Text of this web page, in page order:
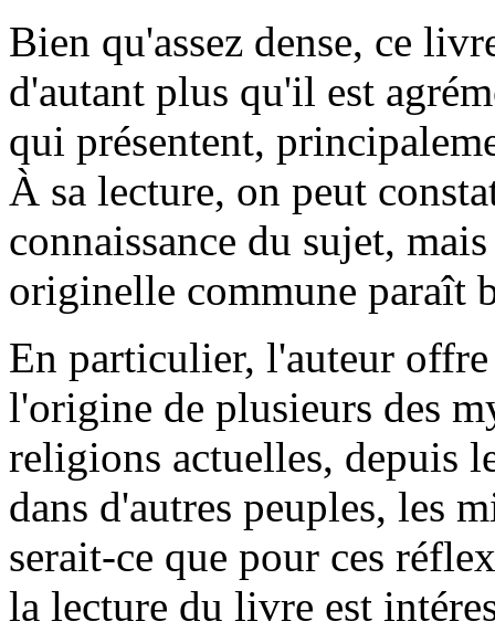
Bien qu'assez dense, ce
d'autant plus qu'il est
qui présentent,
À sa lecture, on peut
connaissance du sujet,
originelle commune paraît
En particulier, l'auteur
l'origine de plusieurs des
religions actuelles, depuis
dans d'autres peuples, les
serait-ce que pour ces
la lecture du livre est